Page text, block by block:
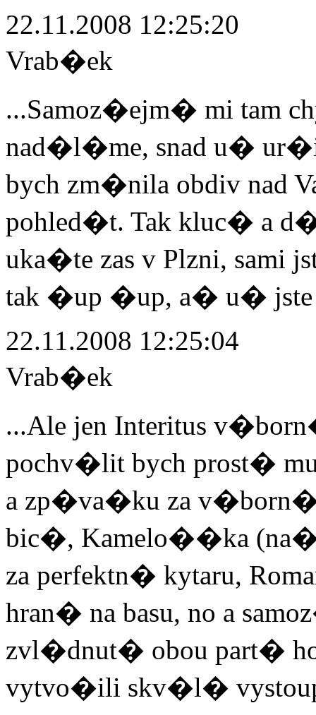
22.11.2008 12:25:20
Vrab�ek
...Samoz�ejm� mi tam
nad�l�me, snad u�
bych zm�nila obdiv nad
pohled�t. Tak kluc� a
uka�te zas v Plzni,
tak �up �up, a� u� jste
22.11.2008 12:25:04
Vrab�ek
...Ale jen Interitus
pochv�lit bych prost�
a zp�va�ku za v�born�
bic�, Kamelo��ka
za perfektn� kytaru,
hran� na basu, no a
zvl�dnut� obou part�
vytvo�ili skv�l�